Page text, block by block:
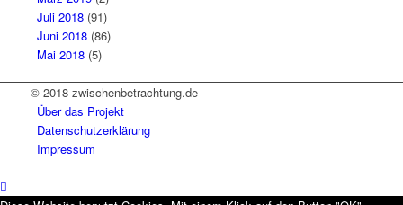
Juli 2018(91)
Juni 2018(86)
Mai 2018(5)
© 2018 zwischenbetrachtung.de
Über das Projekt
Datenschutzerklärung
Impressum